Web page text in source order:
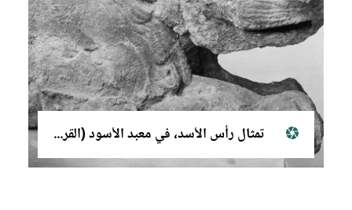
تمثال رأس الأسد، في معبد الأسود (القرن الثامن عشر قبل الميلاد)